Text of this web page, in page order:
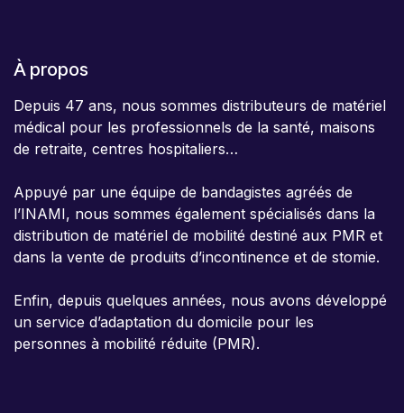
À propos
Depuis 47 ans, nous sommes distributeurs de matériel
médical pour les professionnels de la santé, maisons
de retraite, centres hospitaliers…
Appuyé par une équipe de bandagistes agréés de
l’INAMI, nous sommes également spécialisés dans la
distribution de matériel de mobilité destiné aux PMR et
dans la vente de produits d’incontinence et de stomie.
Enfin, depuis quelques années, nous avons développé
un service d’adaptation du domicile pour les
personnes à mobilité réduite (PMR).